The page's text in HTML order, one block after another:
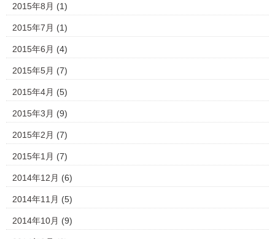
2015年8月 (1)
2015年7月 (1)
2015年6月 (4)
2015年5月 (7)
2015年4月 (5)
2015年3月 (9)
2015年2月 (7)
2015年1月 (7)
2014年12月 (6)
2014年11月 (5)
2014年10月 (9)